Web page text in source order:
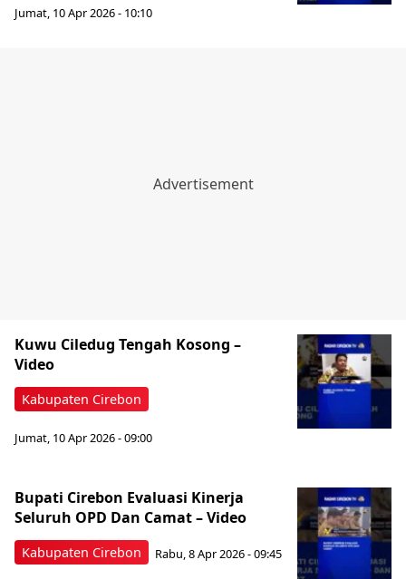
Jumat, 10 Apr 2026 - 10:10
Kabupaten Cirebon
Kuwu Ciledug Tengah Kosong –
Video
Jumat, 10 Apr 2026 - 09:00
Kabupaten Cirebon
Bupati Cirebon Evaluasi Kinerja
Seluruh OPD Dan Camat – Video
Rabu, 8 Apr 2026 - 09:45